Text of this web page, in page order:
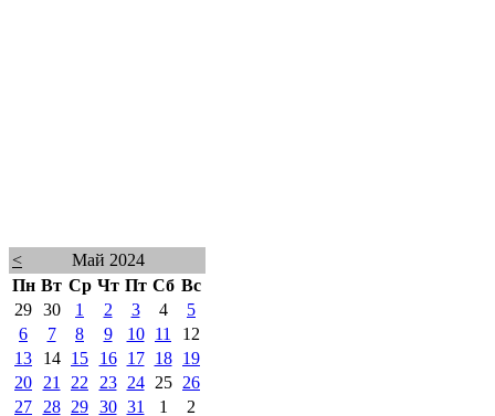
<
Май 2024
Пн Вт Ср Чт Пт Сб Вс
29 30 1 2 3 4
5
6
7 8 9 10 11
12
13
14 15 16 17 18
19
20
21 22 23 24 25
26
27
28 29 30 31 1 2